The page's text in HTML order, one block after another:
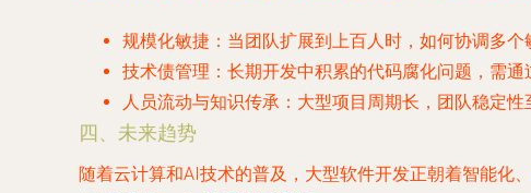
规模化敏捷 ：当团队扩展到上百人时，如何协调多
技术债管理 ：长期开发中积累的代码腐化问题，需
人员流动与知识传承 ：大型项目周期长，团队稳定
四、未来趋势
随着云计算和AI技术的普及，大型软件开发正朝着智能化